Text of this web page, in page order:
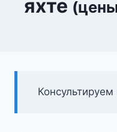
яхте